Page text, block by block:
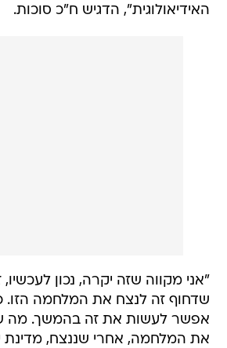
האידיאולוגית", הדגיש ח"כ סוכות.
"אני מקווה שזה יקרה, נכון
שדחוף זה לנצח את המלחמה הזו.
אפשר לעשות את זה בהמשך. מה
את המלחמה, אחרי שננצח, מדינת